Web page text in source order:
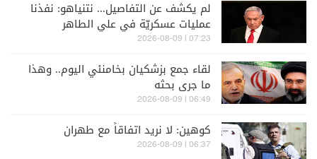
لم يكشف عن التفاصيل... نتنياهو: نفذنا
عمليات عسكريّة في علي الطاهر
07:23 | 2026-08-09
لقاء جمع بزشكيان بخامنئي اليوم.. وهذا
ما جرى بحثه
06:49 | 2026-08-09
كوهين: لا نريد اتفاقاً مع طهران
06:37 | 2026-08-09